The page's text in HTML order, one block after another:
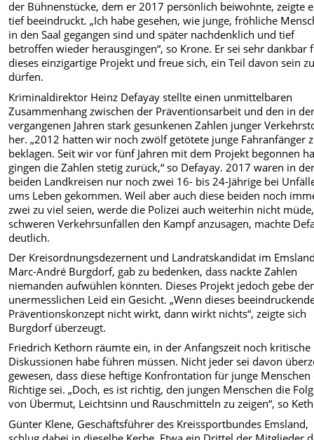
der Bühnenstücke, dem er 2017 persönlich beiwohnte, zeigte
tief beeindruckt. „Ich habe gesehen, wie junge, fröhliche
in den Saal gegangen sind und später nachdenklich und tief
betroffen wieder herausgingen“, so Krone. Er sei sehr dankbar
dieses einzigartige Projekt und freue sich, ein Teil davon sein
dürfen.
Kriminaldirektor Heinz Defayay stellte einen unmittelbaren
Zusammenhang zwischen der Präventionsarbeit und den in
vergangenen Jahren stark gesunkenen Zahlen junger
her. „2012 hatten wir noch zwölf getötete junge Fahranfänger
beklagen. Seit wir vor fünf Jahren mit dem Projekt begonnen
gingen die Zahlen stetig zurück,“ so Defayay. 2017 waren in
beiden Landkreisen nur noch zwei 16- bis 24-Jährige bei
ums Leben gekommen. Weil aber auch diese beiden noch
zwei zu viel seien, werde die Polizei auch weiterhin nicht
schweren Verkehrsunfällen den Kampf anzusagen, machte
deutlich.
Der Kreisordnungsdezernent und Landratskandidat im
Marc-André Burgdorf, gab zu bedenken, dass nackte Zahlen
niemanden aufwühlen könnten. Dieses Projekt jedoch gebe
unermesslichen Leid ein Gesicht. „Wenn dieses
Präventionskonzept nicht wirkt, dann wirkt nichts“, zeigte sich
Burgdorf überzeugt.
Friedrich Kethorn räumte ein, in der Anfangszeit noch kritische
Diskussionen habe führen müssen. Nicht jeder sei davon
gewesen, dass diese heftige Konfrontation für junge Menschen
Richtige sei. „Doch, es ist richtig, den jungen Menschen die
von Übermut, Leichtsinn und Rauschmitteln zu zeigen“, so
Günter Klene, Geschäftsführer des Kreissportbundes Emsland,